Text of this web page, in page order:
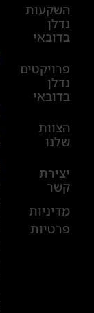
השקעות
נדלן
בדובאי
פרויקטים
נדלן
בדובאי
הצוות
שלנו
יצירת
קשר
מדיניות
פרטיות